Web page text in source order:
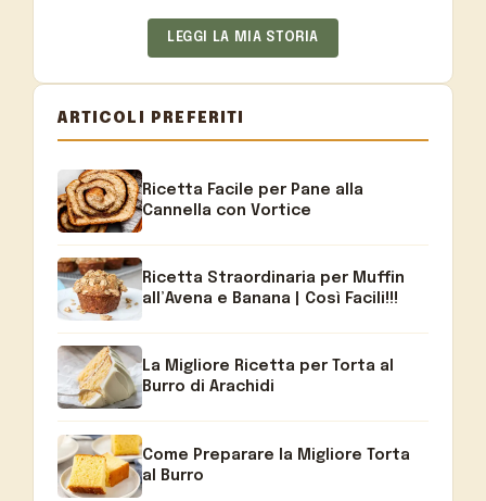
LEGGI LA MIA STORIA
ARTICOLI PREFERITI
Ricetta Facile per Pane alla
Cannella con Vortice
Ricetta Straordinaria per Muffin
all’Avena e Banana | Così Facili!!!
La Migliore Ricetta per Torta al
Burro di Arachidi
Come Preparare la Migliore Torta
al Burro